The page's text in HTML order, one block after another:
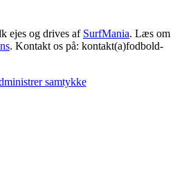
ejes og drives af SurfMania. Læs om
. Kontakt os på: kontakt(a)fodbold-
samtykke